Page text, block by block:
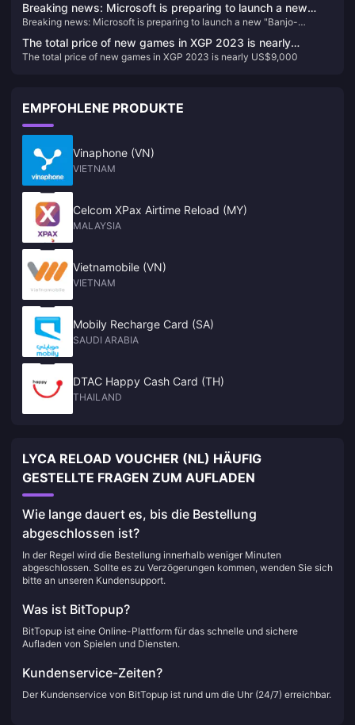
Breaking news: Microsoft is preparing to launch a new
"Banjo-Kazooie Adventures" game
Breaking news: Microsoft is preparing to launch a new "Banjo-
The total price of new games in XGP 2023 is nearly
US$9,000
The total price of new games in XGP 2023 is nearly US$9,000
EMPFOHLENE PRODUKTE
Vinaphone (VN)
VIETNAM
Celcom XPax Airtime Reload (MY)
MALAYSIA
Vietnamobile (VN)
VIETNAM
Mobily Recharge Card (SA)
SAUDI ARABIA
DTAC Happy Cash Card (TH)
THAILAND
LYCA RELOAD VOUCHER (NL) HÄUFIG
GESTELLTE FRAGEN ZUM AUFLADEN
Wie lange dauert es, bis die Bestellung
abgeschlossen ist?
In der Regel wird die Bestellung innerhalb weniger Minuten
abgeschlossen. Sollte es zu Verzögerungen kommen, wenden Sie sich
bitte an unseren Kundensupport.
Was ist BitTopup?
BitTopup ist eine Online-Plattform für das schnelle und sichere
Aufladen von Spielen und Diensten.
Kundenservice-Zeiten?
Der Kundenservice von BitTopup ist rund um die Uhr (24/7) erreichbar.